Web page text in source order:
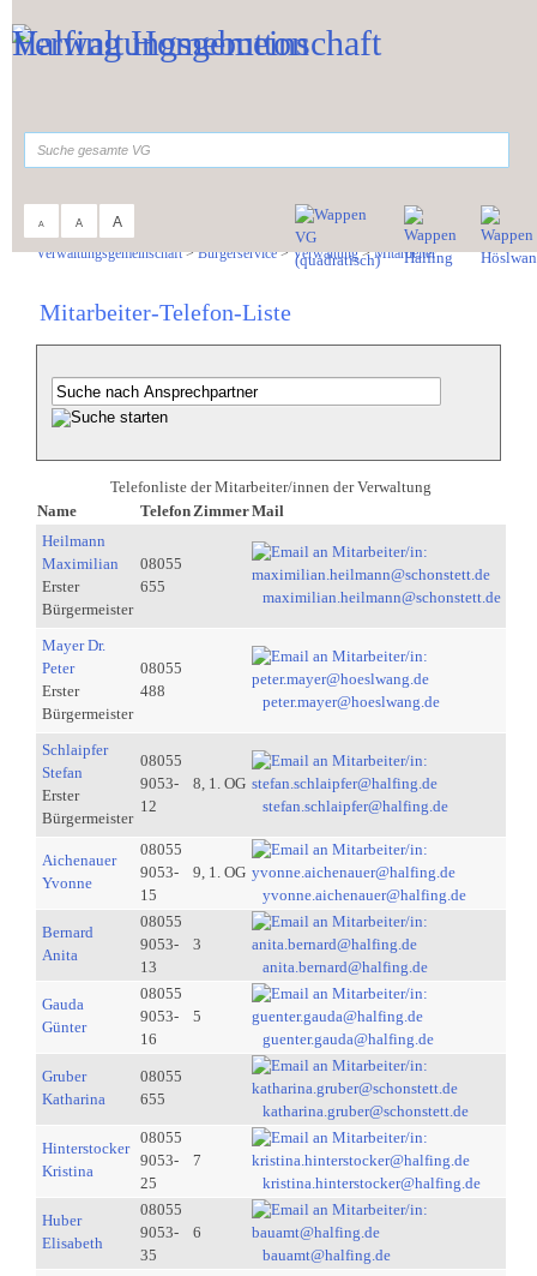
A A A
Verwaltungsgemeinschaft>Bürgerservice>Verwaltung>Mitarbeiter
Mitarbeiter-Telefon-Liste
Telefonliste der Mitarbeiter/innen der Verwaltung
Name
Telefon ZimmerMail
Heilmann
Maximilian
Erster
Bürgermeister
08055
655
maximilian.heilmann@schonstett.de
Mayer Dr.
Peter
Erster
Bürgermeister
08055
488
peter.mayer@hoeslwang.de
Schlaipfer
Stefan
Erster
Bürgermeister
08055
9053-
12
8, 1. OG
stefan.schlaipfer@halfing.de
Aichenauer
Yvonne
08055
9053-
15
9, 1. OG
yvonne.aichenauer@halfing.de
Bernard
Anita
08055
9053-
13
3
anita.bernard@halfing.de
Gauda
Günter
08055
9053-
16
5
guenter.gauda@halfing.de
Gruber
Katharina
08055
655
katharina.gruber@schonstett.de
Hinterstocker
Kristina
08055
9053-
25
7
kristina.hinterstocker@halfing.de
Huber
Elisabeth
08055
9053-
35
6
bauamt@halfing.de